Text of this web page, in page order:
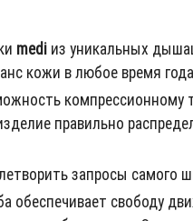
medi из уникальных
кожи в любое время
компрессионному
правильно
запросы самого
обеспечивает свободу